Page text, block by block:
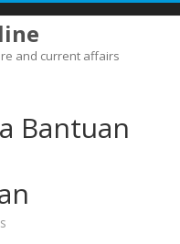
and current affairs
Bantuan